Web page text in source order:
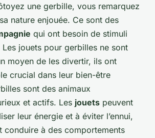
une gerbille, vous remarquez
nature enjouée. Ce sont des
qui ont besoin de stimuli
Les jouets pour gerbilles ne sont
moyen de les divertir, ils ont
crucial dans leur bien-être
sont des animaux
et actifs. Les jouets peuvent
leur énergie et à éviter l’ennui,
conduire à des comportements